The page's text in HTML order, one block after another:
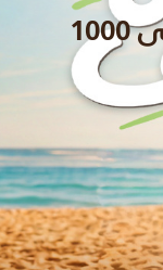
زراعة الشنب او الحواجب حتى 1000